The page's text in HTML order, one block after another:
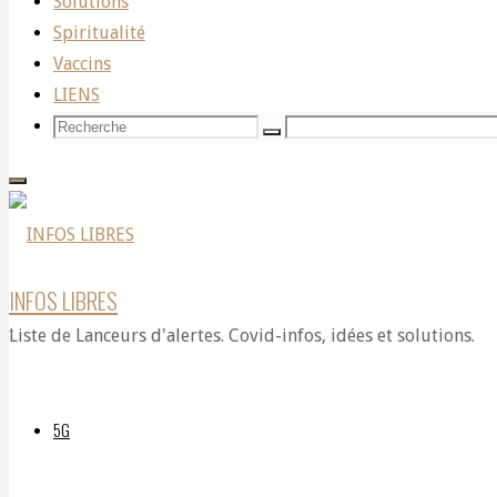
Spiritualité
Vaccins
LIENS
Recherche
Recherche
Recherche
INFOS LIBRES
Liste de Lanceurs d'alertes. Covid-infos, idées et solutions.
5G
OMS
McCullough:
Bill